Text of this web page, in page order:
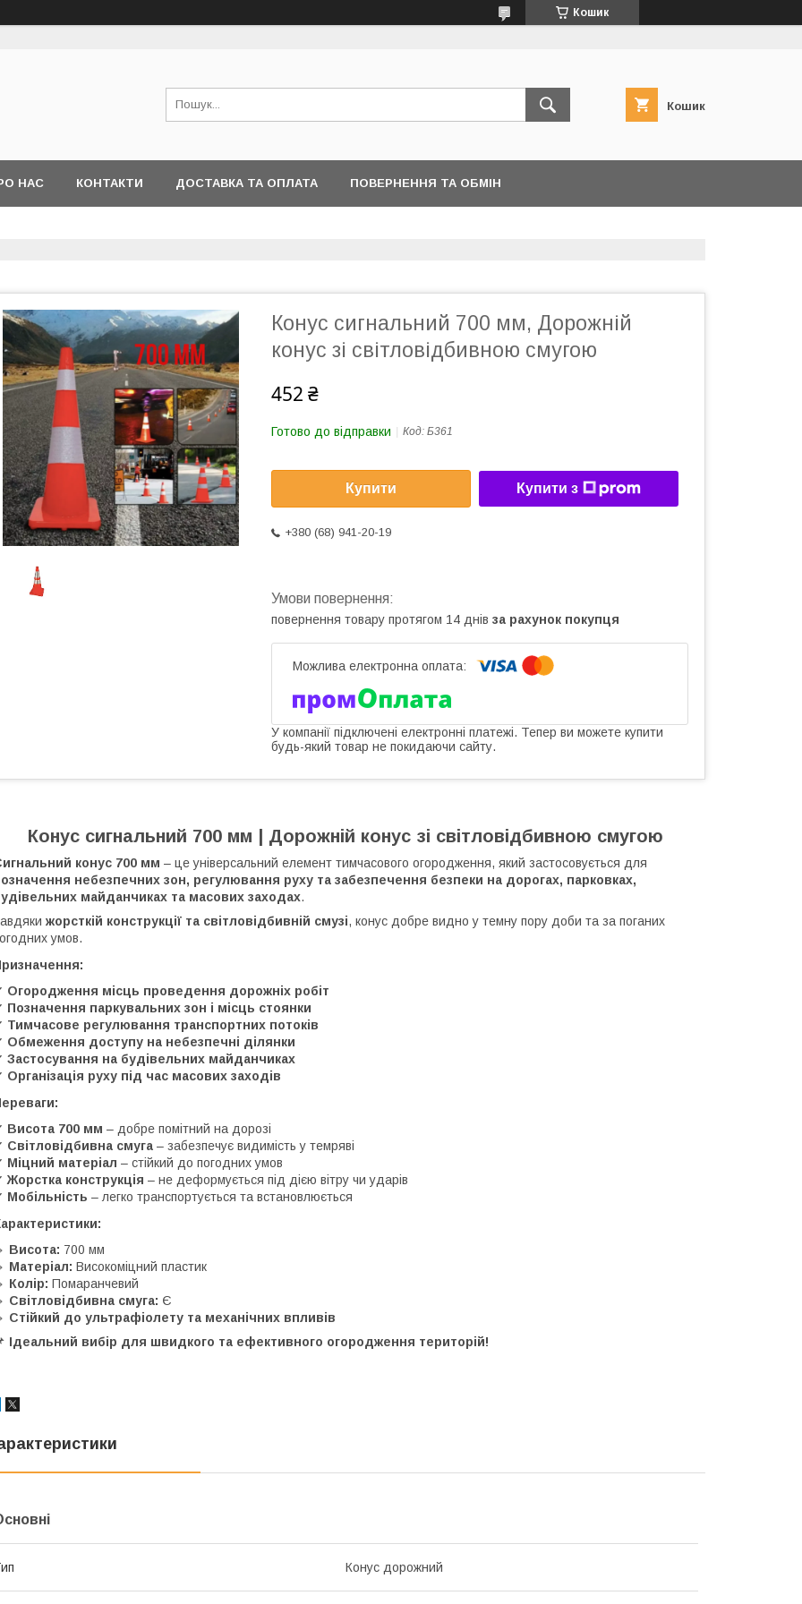
Кошик
Кошик
НАС КОНТАКТИ ДОСТАВКА ТА ОПЛАТА ПОВЕРНЕННЯ ТА ОБМІН
Конус сигнальний 700 мм, Дорожній
конус зі світловідбивною смугою
452 ₴
Готово до відправки Код: Б361
Купити Купити з
+380 (68) 941-20-19
повернення товару протягом 14 днів за рахунок покупця
У компанії підключені електронні платежі. Тепер ви можете купити
будь-який товар не покидаючи сайту.
Конус сигнальний 700 мм | Дорожній конус зі світловідбивною смугою
конус 700 мм – це універсальний елемент тимчасового огородження, який застосовується для
небезпечних зон, регулювання руху та забезпечення безпеки на дорогах, парковках,
майданчиках та масових заходах.
жорсткій конструкції та світловідбивній смузі, конус добре видно у темну пору доби та за поганих
умов.
Огородження місць проведення дорожніх робіт
Позначення паркувальних зон і місць стоянки
Тимчасове регулювання транспортних потоків
Обмеження доступу на небезпечні ділянки
Застосування на будівельних майданчиках
Організація руху під час масових заходів
Висота 700 мм – добре помітний на дорозі
Світловідбивна смуга – забезпечує видимість у темряві
Міцний матеріал – стійкий до погодних умов
Жорстка конструкція – не деформується під дією вітру чи ударів
Мобільність – легко транспортується та встановлюється
Висота: 700 мм
Матеріал: Високоміцний пластик
Колір: Помаранчевий
Світловідбивна смуга: Є
Стійкий до ультрафіолету та механічних впливів
Ідеальний вибір для швидкого та ефективного огородження територій!
Конус дорожний